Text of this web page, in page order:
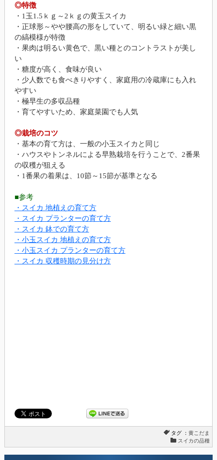
◎特徴
・1玉1.5ｋｇ～2ｋｇの黄玉スイカ
・正球形～やや腰高の形をしていて、明るい緑と細い黒
の縞模様が特徴
・果肉は明るい黄色で、黒い種とのコントラストが美し
い
・糖度が高く、食味が良い
・少人数でも食べきりやすく、家庭用の冷蔵庫にも入れ
やすい
・極早生の多収品種
・育てやすいため、家庭菜園でも人気
◎栽培のコツ
・基本の育て方は、一般の小玉スイカと同じ
・ハウスやトンネルによる早熟栽培を行うことで、2番果
の収穫が狙える
・1番果の着果は、10節～15節が基準となる
■参考
・スイカ 地植えの育て方
・スイカ プランターの育て方
・スイカ 鉢での育て方
・小玉スイカ 地植えの育て方
・小玉スイカ プランターの育て方
・スイカ 収穫時期の見分け方
タグ ：黄こだま
スイカの品種